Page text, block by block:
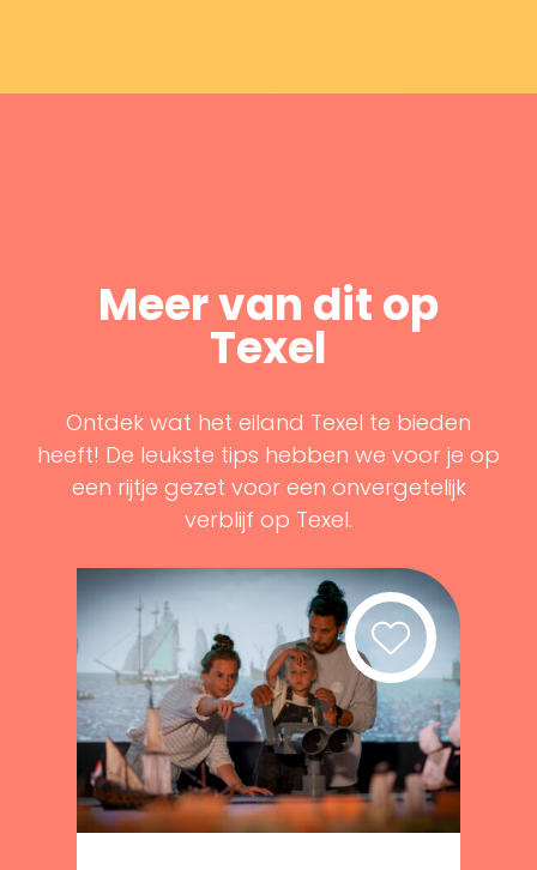
Meer van dit op
Texel
Ontdek wat het eiland Texel te bieden
heeft! De leukste tips hebben we voor je op
een rijtje gezet voor een onvergetelijk
verblijf op Texel.